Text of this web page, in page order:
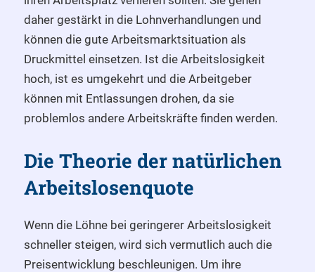
daher gestärkt in die Lohnverhandlungen und
können die gute Arbeitsmarktsituation als
Druckmittel einsetzen. Ist die Arbeitslosigkeit
hoch, ist es umgekehrt und die Arbeitgeber
können mit Entlassungen drohen, da sie
problemlos andere Arbeitskräfte finden werden.
Die Theorie der natürlichen
Arbeitslosenquote
Wenn die Löhne bei geringerer Arbeitslosigkeit
schneller steigen, wird sich vermutlich auch die
Preisentwicklung beschleunigen. Um ihre